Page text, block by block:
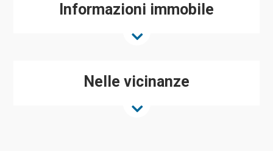
Informazioni immobile
Nelle vicinanze